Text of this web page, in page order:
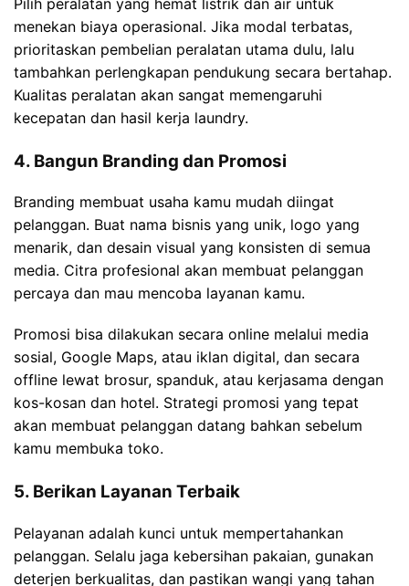
menekan biaya operasional. Jika modal terbatas,
prioritaskan pembelian peralatan utama dulu, lalu
tambahkan perlengkapan pendukung secara bertahap.
Kualitas peralatan akan sangat memengaruhi
kecepatan dan hasil kerja laundry.
4. Bangun Branding dan Promosi
Branding membuat usaha kamu mudah diingat
pelanggan. Buat nama bisnis yang unik, logo yang
menarik, dan desain visual yang konsisten di semua
media. Citra profesional akan membuat pelanggan
percaya dan mau mencoba layanan kamu.
Promosi bisa dilakukan secara online melalui media
sosial, Google Maps, atau iklan digital, dan secara
offline lewat brosur, spanduk, atau kerjasama dengan
kos-kosan dan hotel. Strategi promosi yang tepat
akan membuat pelanggan datang bahkan sebelum
kamu membuka toko.
5. Berikan Layanan Terbaik
Pelayanan adalah kunci untuk mempertahankan
pelanggan. Selalu jaga kebersihan pakaian, gunakan
deterjen berkualitas, dan pastikan wangi yang tahan